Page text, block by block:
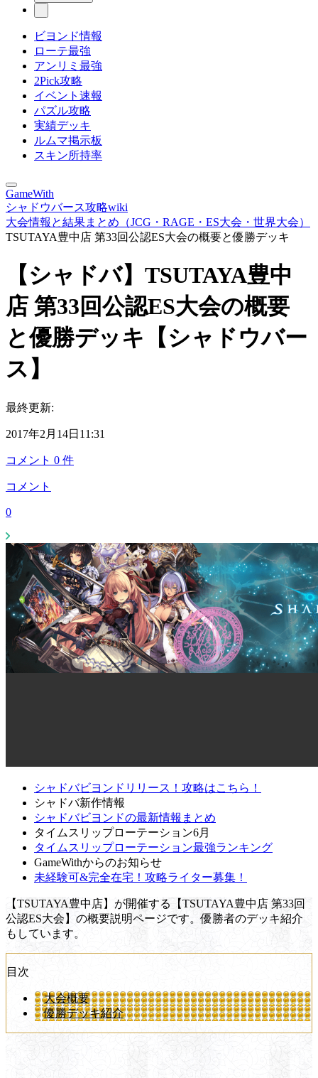
ビヨンド情報
ローテ最強
アンリミ最強
2Pick攻略
イベント速報
パズル攻略
実績デッキ
ルムマ掲示板
スキン所持率
GameWith
シャドウバース攻略wiki
大会情報と結果まとめ（JCG・RAGE・ES大会・世界大会）
TSUTAYA豊中店 第33回公認ES大会の概要と優勝デッキ
【シャドバ】TSUTAYA豊中
店 第33回公認ES大会の概要
と優勝デッキ【シャドウバー
ス】
最終更新:
2017年2月14日11:31
コメント 0 件
コメント
0
シャドバビヨンドリリース！攻略はこちら！
シャドバ新作情報
シャドバビヨンドの最新情報まとめ
タイムスリップローテーション6月
タイムスリップローテーション最強ランキング
GameWithからのお知らせ
未経験可&完全在宅！攻略ライター募集！
【TSUTAYA豊中店】が開催する【TSUTAYA豊中店 第33回
公認ES大会】の概要説明ページです。優勝者のデッキ紹介
もしています。
目次
大会概要
優勝デッキ紹介